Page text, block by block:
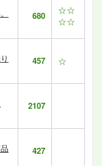
680
☆☆
☆☆
457 ☆
2107
427